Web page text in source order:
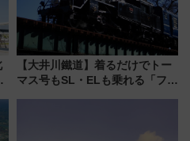
【大井川鐵道】着るだけでトー
マス号もSL・ELも乗れる「フリ